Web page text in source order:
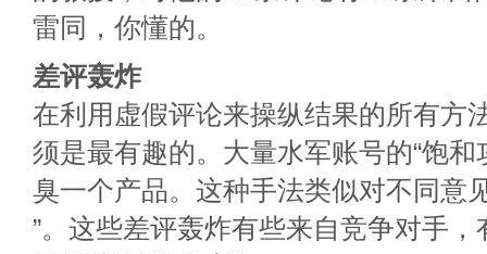
雷同，你懂的。
差评轰炸
在利用虚假评论来操纵结果的所有方
须是最有趣的。大量水军账号的“饱和
臭一个产品。这种手法类似对不同意
”。这些差评轰炸有些来自竞争对手